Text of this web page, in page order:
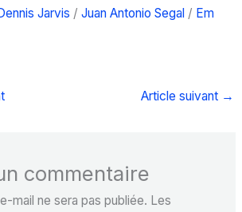
Jarvis / Juan Antonio Segal/ Em
Article suivant →
commentaire
mail ne sera pas publiée. Les